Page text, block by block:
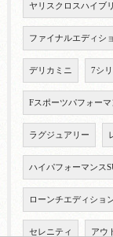
ヤリスクロスハイブ
ファイナルエディシ
デリカミニ 7シ
Fスポーツパフォーマ
ラグジュアリー
ハイパフォーマンス
ローンチエディショ
セレニティ アウ